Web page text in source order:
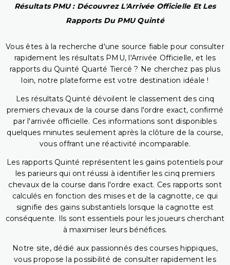
Résultats PMU : Découvrez L'Arrivée Officielle Et Les
Rapports Du PMU Quinté
Vous êtes à la recherche d'une source fiable pour consulter
rapidement les résultats PMU, l'Arrivée Officielle, et les
rapports du Quinté Quarté Tiercé ? Ne cherchez pas plus
loin, notre plateforme est votre destination idéale !
Les résultats Quinté dévoilent le classement des cinq
premiers chevaux de la course dans l'ordre exact, confirmé
par l'arrivée officielle. Ces informations sont disponibles
quelques minutes seulement après la clôture de la course,
vous offrant une réactivité incomparable.
Les rapports Quinté représentent les gains potentiels pour
les parieurs qui ont réussi à identifier les cinq premiers
chevaux de la course dans l'ordre exact. Ces rapports sont
calculés en fonction des mises et de la cagnotte, ce qui
signifie des gains substantiels lorsque la cagnotte est
conséquente. Ils sont essentiels pour les joueurs cherchant
à maximiser leurs bénéfices.
Notre site, dédié aux passionnés des courses hippiques,
vous propose la possibilité de consulter rapidement les